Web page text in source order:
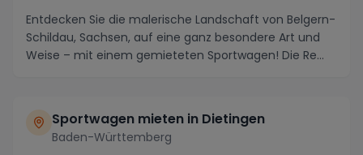
Entdecken Sie die malerische Landschaft von Belgern-
Schildau, Sachsen, auf eine ganz besondere Art und
Weise – mit einem gemieteten Sportwagen! Die Re...
Sportwagen mieten in Dietingen
Baden-Württemberg